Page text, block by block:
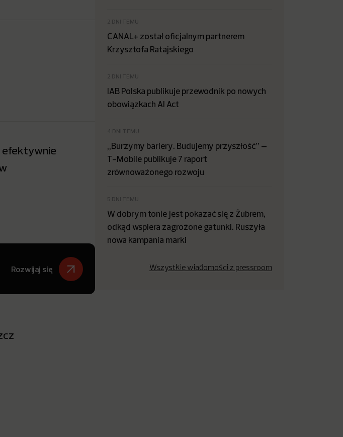
efektywnie
Rozwijaj się
2 DNI TEMU
CANAL+ został oficjalnym partnerem
Krzysztofa Ratajskiego
2 DNI TEMU
IAB Polska publikuje przewodnik po nowych
obowiązkach AI Act
4 DNI TEMU
„Burzymy bariery. Budujemy przyszłość” –
T-Mobile publikuje 7 raport
zrównoważonego rozwoju
5 DNI TEMU
W dobrym tonie jest pokazać się z Żubrem,
odkąd wspiera zagrożone gatunki. Ruszyła
nowa kampania marki
Wszystkie wiadomości z pressroom